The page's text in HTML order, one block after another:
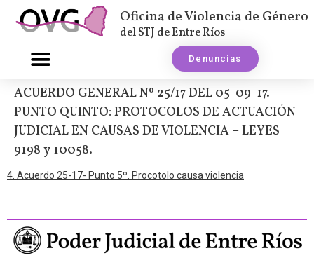
Oficina de Violencia de Género
del STJ de Entre Ríos
Denuncias
ACUERDO GENERAL Nº 25/17 DEL 05-09-17.
PUNTO QUINTO: PROTOCOLOS DE ACTUACIÓN
JUDICIAL EN CAUSAS DE VIOLENCIA – LEYES
9198 y 10058.
4. Acuerdo 25-17- Punto 5º. Procotolo causa violencia